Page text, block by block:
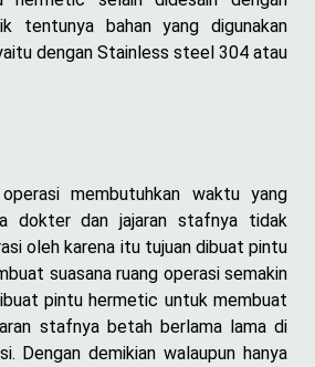
tentunya bahan yang digunakan
dengan Stainless steel 304 atau
membutuhkan waktu yang
dokter dan jajaran stafnya tidak
oleh karena itu tujuan dibuat pintu
suasana ruang operasi semakin
pintu hermetic untuk membuat
stafnya betah berlama lama di
Dengan demikian walaupun hanya